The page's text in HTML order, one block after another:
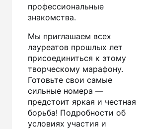
профессиональные
знакомства.
Мы приглашаем всех
лауреатов прошлых лет
присоединиться к этому
творческому марафону.
Готовьте свои самые
сильные номера —
предстоит яркая и честная
борьба! Подробности об
условиях участия и